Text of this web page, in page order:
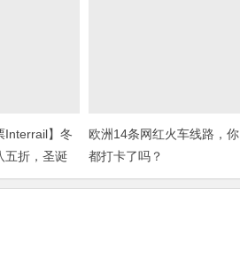
Interrail】冬
五折，圣诞
欧洲14条网红火车线路，你
都打卡了吗？